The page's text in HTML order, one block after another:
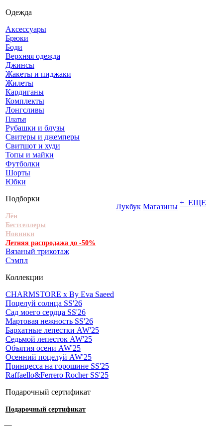
Одежда
Аксессуары
Брюки
Боди
Верхняя одежда
Джинсы
Жакеты и пиджаки
Жилеты
Кардиганы
Комплекты
Лонгсливы
Платья
Рубашки и блузы
Свитеры и джемперы
Свитшот и худи
Топы и майки
Футболки
Шорты
Юбки
Подборки
Лён
Бестселлеры
Новинки
Летняя распродажа до -50%
Вязаный трикотаж
Сэмпл
Коллекции
CHARMSTORE х By Eva Saeed
Поцелуй солнца SS'26
Сад моего сердца SS'26
Мартовая нежность SS'26
Бархатные лепестки AW'25
Седьмой лепесток AW'25
Объятия осени AW'25
Осенний поцелуй AW'25
Принцесса на горошине SS'25
Raffaello&Ferrero Rocher SS'25
Подарочный сертификат
Подарочный сертификат
Лукбук Магазины + ЕЩЕ